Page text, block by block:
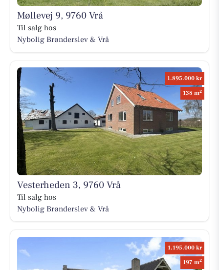
Møllevej 9, 9760 Vrå
Til salg hos
Nybolig Brønderslev & Vrå
1.895.000 kr
138 m2
Vesterheden 3, 9760 Vrå
Til salg hos
Nybolig Brønderslev & Vrå
1.195.000 kr
197 m2